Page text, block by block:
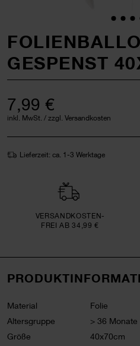
GESPENST
7,99 €
inkl. MwSt. / zzgl. Versandkosten
Lieferzeit: ca. 1-3 Werktage
VERSAND­KOSTEN­
FREI AB 34,99 €
Material
Folie
Altersgruppe
> 36 Monate
Größe
40x70cm